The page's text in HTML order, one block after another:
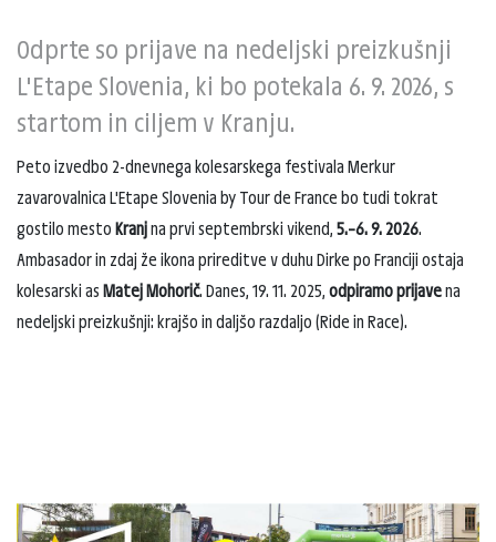
Odprte so prijave na nedeljski preizkušnji
L'Etape Slovenia, ki bo potekala 6. 9. 2026, s
startom in ciljem v Kranju.
Peto izvedbo 2-dnevnega kolesarskega festivala Merkur
zavarovalnica L'Etape Slovenia by Tour de France bo tudi tokrat
gostilo mesto Kranjna prvi septembrski vikend, 5.–6. 9. 2026.
Ambasador in zdaj že ikona prireditve v duhu Dirke po Franciji ostaja
kolesarski as Matej Mohorič. Danes, 19. 11. 2025, odpiramo prijavena
nedeljski preizkušnji: krajšo in daljšo razdaljo (Ride in Race).